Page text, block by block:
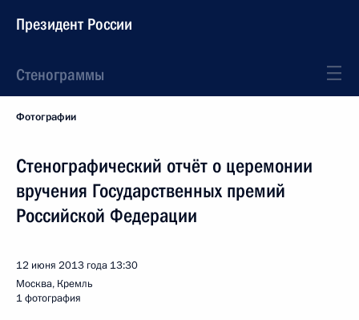
Президент России
Стенограммы
Фотографии
Стенографический отчёт о церемонии
вручения Государственных премий
Российской Федерации
12 июня 2013 года 13:30
Москва, Кремль
1 фотография